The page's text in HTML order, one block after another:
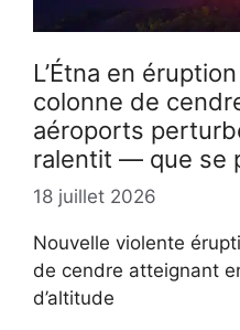
L’Étna en
colonne de
aéroports
ralentit — que se
18 juillet 2026
Nouvelle violente
de cendre atteignant
d’altitude